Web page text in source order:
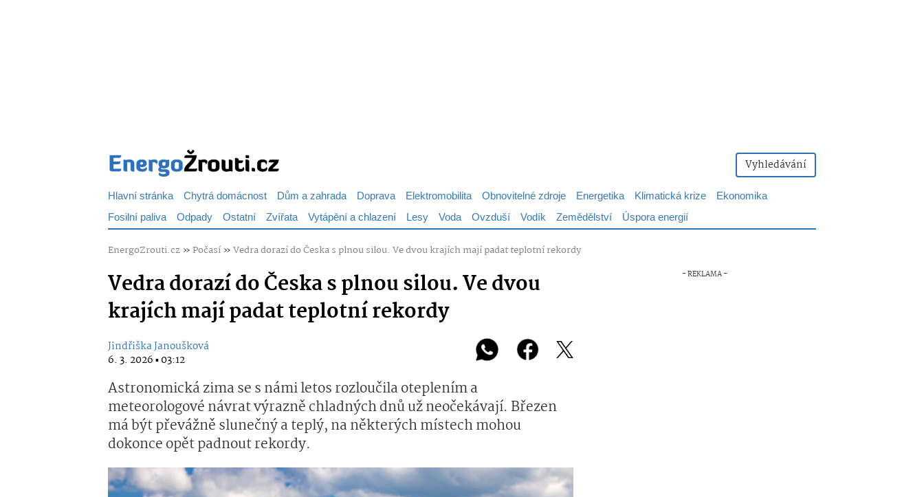
Vyhledávání
Hlavní stránka Chytrá domácnost Dům a zahrada Doprava Elektromobilita Obnovitelné zdroje Energetika Klimatická krize
Ekonomika
Fosilní paliva Odpady Ostatní Zvířata Vytápění a chlazení Lesy Voda Ovzduší Vodík Zemědělství Úspora energií
EnergoZrouti.cz»Počasí»Vedra dorazí do Česka s plnou silou. Ve dvou krajích mají padat teplotní rekordy
Vedra dorazí do Česka s plnou silou. Ve dvou
krajích mají padat teplotní rekordy
Jindřiška Janoušková
6. 3. 2026 ▪ 03:12
Astronomická zima se s námi letos rozloučila oteplením a
meteorologové návrat výrazně chladných dnů už neočekávají. Březen
má být převážně slunečný a teplý, na některých místech mohou
dokonce opět padnout rekordy.